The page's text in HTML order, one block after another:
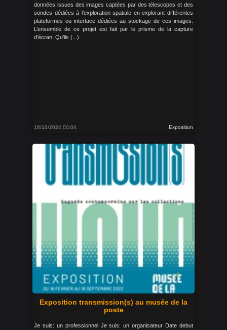
données issues des images captées par des télescopes et des
sondes dédiées à l’exploration spatiale en explorant différentes
plateformes ou interface dédiées au stockage de ces images.
L’ensemble de ce projet est fait par le prisme de la capture
d’écran. Qu’ils (...)
16/10/2024 00:04 Exposition
Exposition transmission(s) au musée de la
poste
Je suis: un professionnel Je suis: un organisateur Date debut